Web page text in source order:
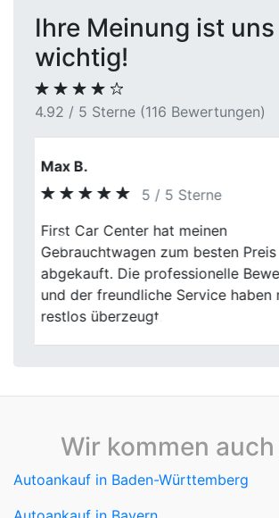
Ihre Meinung ist uns
wichtig!
4.92 / 5 Sterne (116 Bewertungen)
Jens H.
5 / 5 Sterne
Autoankauf ohne Zeitdruck und
Überraschungen. Die Abläufe
eingespielt und transparent.
Previous
Wir kommen
Autoankauf in Baden-Württemberg
Autoankauf in Bayern
Autoankauf in Berlin